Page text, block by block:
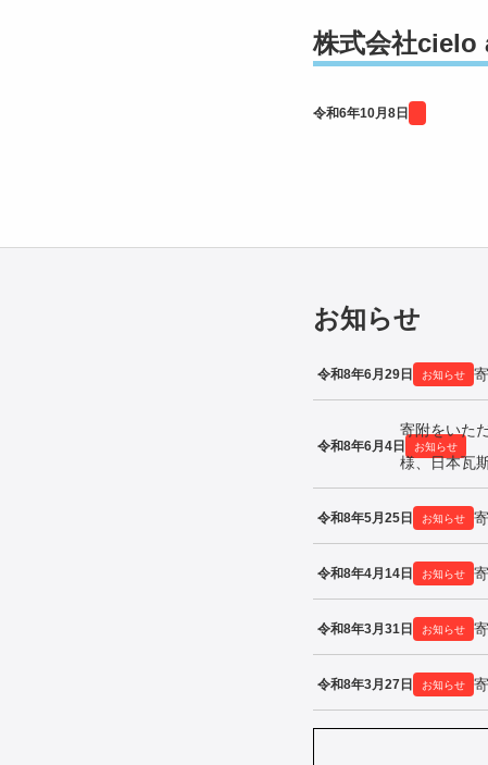
株式会社cielo
令和6年10月8日
お知らせ
令和8年6月29日 お知らせ
令和8年6月4日 お知らせ
寄附をいた
様、日本瓦
令和8年5月25日 お知らせ
令和8年4月14日 お知らせ
令和8年3月31日 お知らせ
令和8年3月27日 お知らせ